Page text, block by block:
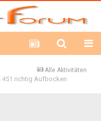
Alle Aktivitäten
451 richtig Aufbocken